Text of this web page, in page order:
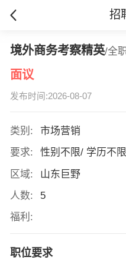
招
境外商务考察精英/全
面议
发布时间:2026-08-07
类别:
市场营销
要求:
性别不限/ 学历不
区域:
山东巨野
人数:
5
福利:
职位要求